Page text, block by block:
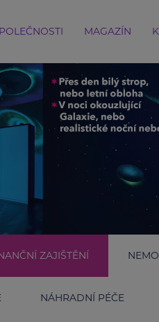
MAGAZÍN
ZAJIŠTĚNÍ
NÁHRADNÍ PÉČE